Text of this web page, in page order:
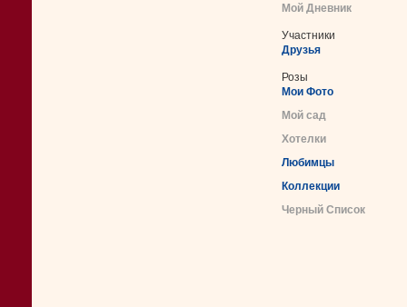
Мой Дневник
Участники
Друзья
Розы
Мои Фото
Мой сад
Хотелки
Любимцы
Коллекции
Черный Список